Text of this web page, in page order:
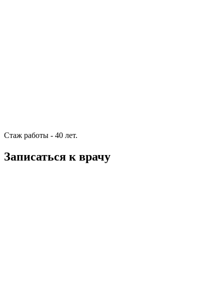
Стаж работы - 40 лет.
Записаться к врачу